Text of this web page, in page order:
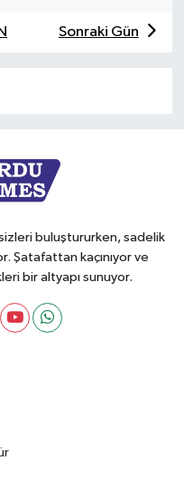
Sonraki Gün
buluştururken, sadelik
Şatafattan kaçınıyor ve
bir altyapı sunuyor.